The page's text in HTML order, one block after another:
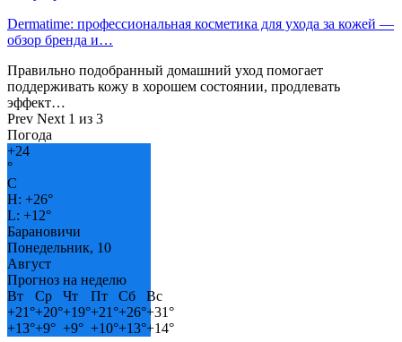
Dermatime: профессиональная косметика для ухода за кожей —
обзор бренда и…
Правильно подобранный домашний уход помогает
поддерживать кожу в хорошем состоянии, продлевать
эффект…
Prev Next 1 из 3
Погода
+24
°
C
H: +26°
L: +12°
Барановичи
Понедельник, 10
Август
Прогноз на неделю
Вт
Ср Чт Пт Сб
Вс
+21°+20°+19°+21°+26°+31°
+13°+9° +9° +10°+13°+14°